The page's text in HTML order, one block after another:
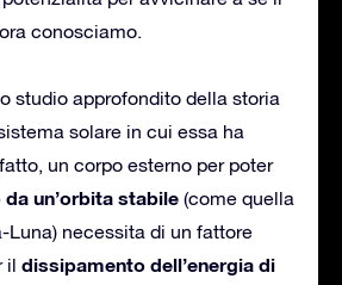
conosciamo.
studio approfondito della storia
solare in cui essa ha
un corpo esterno per poter
un’orbita stabile (come quella
Luna) necessita di un fattore
il dissipamento dell’energia di